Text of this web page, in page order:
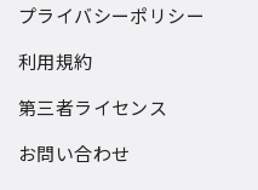
プライバシーポリシー
利用規約
第三者ライセンス
お問い合わせ